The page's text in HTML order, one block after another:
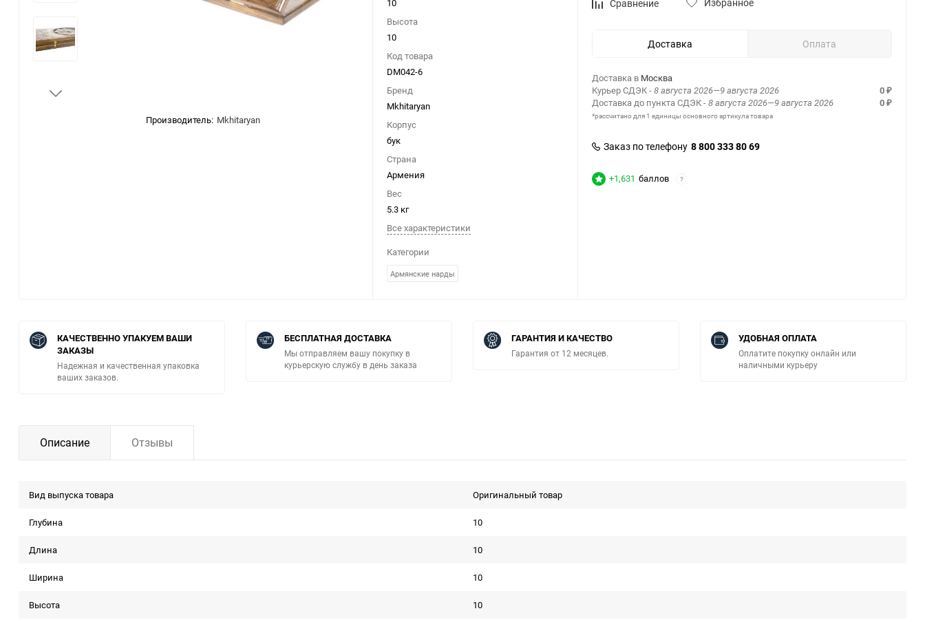
Производитель: Mkhitaryan
10
Высота
10
Код товара
DM042-6
Бренд
Mkhitaryan
Корпус
бук
Страна
Армения
Вес
5.3 кг
Все характеристики
Категории
Армянские нарды
Сравнение
Доставка Оплата
Доставка в Москва
Курьер СДЭК- 8 августа 2026—9 августа 2026 0 ₽
Доставка до пункта СДЭК- 8 августа 2026—9 августа 2026 0 ₽
*рассчитано для 1 единицы основного артикула товара
Заказ по телефону 8 800 333 80 69
+1,631 баллов ?
КАЧЕСТВЕННО УПАКУЕМ ВАШИ
ЗАКАЗЫ
Надежная и качественная упаковка
ваших заказов.
БЕСПЛАТНАЯ ДОСТАВКА
Мы отправляем вашу покупку в
курьерскую службу в день заказа
ГАРАНТИЯ И КАЧЕСТВО
Гарантия от 12 месяцев.
УДОБНАЯ ОПЛАТА
Оплатите покупку онлайн или
наличными курьеру
Описание Отзывы
Вид выпуска товара Оригинальный товар
Глубина 10
Длина 10
Ширина 10
Высота 10